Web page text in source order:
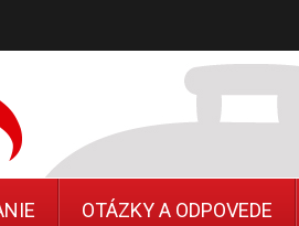
OTÁZKY A ODPOVEDE